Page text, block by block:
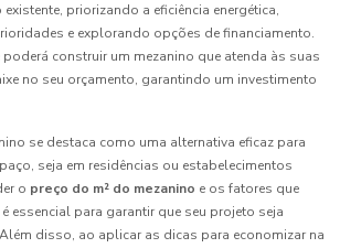
priorizando a eficiência energética,
e explorando opções de financiamento.
construir um mezanino que atenda às suas
no seu orçamento, garantindo um investimento
se destaca como uma alternativa eficaz para
seja em residências ou estabelecimentos
o preço do m² do mezanino e os fatores que
essencial para garantir que seu projeto seja
disso, ao aplicar as dicas para economizar na